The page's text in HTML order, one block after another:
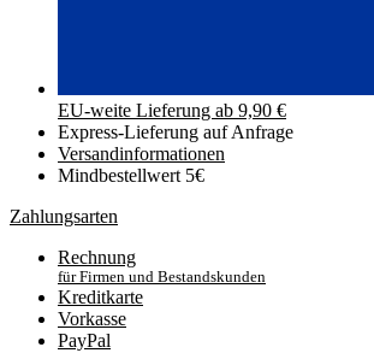
EU-weite Lieferung ab 9,90 €
Express-Lieferung auf Anfrage
Versand­informationen
Mindbestellwert 5€
Zahlungsarten
Rechnung
für Firmen und Bestandskunden
Kreditkarte
Vorkasse
PayPal